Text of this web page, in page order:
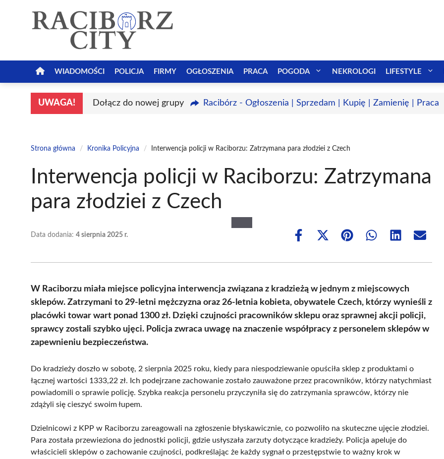
WIADOMOŚCI POLICJA FIRMY OGŁOSZENIA PRACA POGODA NEKROLOGI LIFESTYLE
UWAGA! Dołącz do nowej grupy Racibórz - Ogłoszenia | Sprzedam | Kupię | Zamienię | Praca
Strona główna / Kronika Policyjna / Interwencja policji w Raciborzu: Zatrzymana para złodziei z Czech
Interwencja policji w Raciborzu: Zatrzymana
para złodziei z Czech
Data dodania: 4 sierpnia 2025 r.
Share
Share
(Twitter)
Share Share Share Share
W Raciborzu miała miejsce policyjna interwencja związana z kradzieżą w jednym z miejscowych
sklepów. Zatrzymani to 29-letni mężczyzna oraz 26-letnia kobieta, obywatele Czech, którzy wynieśli z
placówki towar wart ponad 1300 zł. Dzięki czujności pracowników sklepu oraz sprawnej akcji policji,
sprawcy zostali szybko ujęci. Policja zwraca uwagę na znaczenie współpracy z personelem sklepów w
zapewnieniu bezpieczeństwa.
Do kradzieży doszło w sobotę, 2 sierpnia 2025 roku, kiedy para niespodziewanie opuściła sklep z produktami o
łącznej wartości 1333,22 zł. Ich podejrzane zachowanie zostało zauważone przez pracowników, którzy natychmiast
powiadomili o sprawie policję. Szybka reakcja personelu przyczyniła się do zatrzymania sprawców, którzy nie
zdążyli się cieszyć swoim łupem.
Dzielnicowi z KPP w Raciborzu zareagowali na zgłoszenie błyskawicznie, co pozwoliło na skuteczne ujęcie złodziei.
Para została przewieziona do jednostki policji, gdzie usłyszała zarzuty dotyczące kradzieży. Policja apeluje do
właścicieli sklepów o zachowanie czujności, podkreślając że każdy sygnał o przestępstwie to ważny krok w